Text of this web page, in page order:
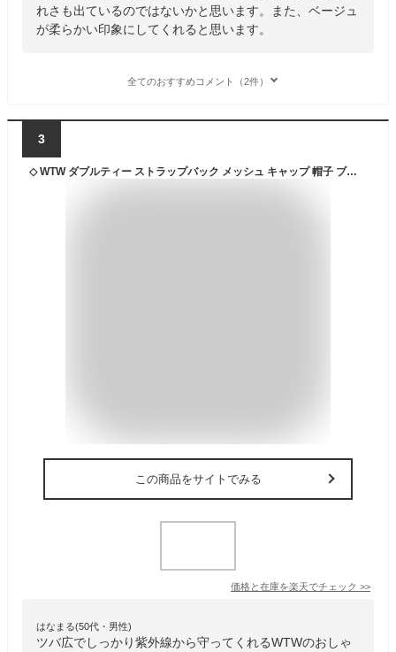
れさも出ているのではないかと思います。また、ベージュ
が柔らかい印象にしてくれると思います。
全てのおすすめコメント（2件）
3
◇ WTW ダブルティー ストラップバック メッシュ キャップ 帽子 ブラック ホワイト メンズ P 【中古】
この商品をサイトでみる
価格と在庫を楽天でチェック >>
はなまる(50代・男性)
ツバ広でしっかり紫外線から守ってくれるWTWのおしゃ